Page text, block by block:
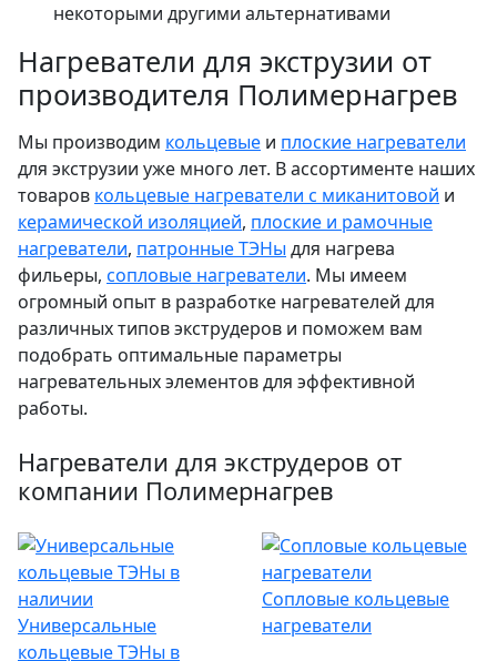
некоторыми другими альтернативами
Нагреватели для экструзии от
производителя Полимернагрев
Мы производим кольцевые и плоские нагреватели
для экструзии уже много лет. В ассортименте наших
товаров кольцевые нагреватели с миканитовой и
керамической изоляцией, плоские и рамочные
нагреватели, патронные ТЭНы для нагрева
фильеры, сопловые нагреватели. Мы имеем
огромный опыт в разработке нагревателей для
различных типов экструдеров и поможем вам
подобрать оптимальные параметры
нагревательных элементов для эффективной
работы.
Нагреватели для экструдеров от
компании Полимернагрев
Универсальные
кольцевые ТЭНы в
Сопловые кольцевые
нагреватели